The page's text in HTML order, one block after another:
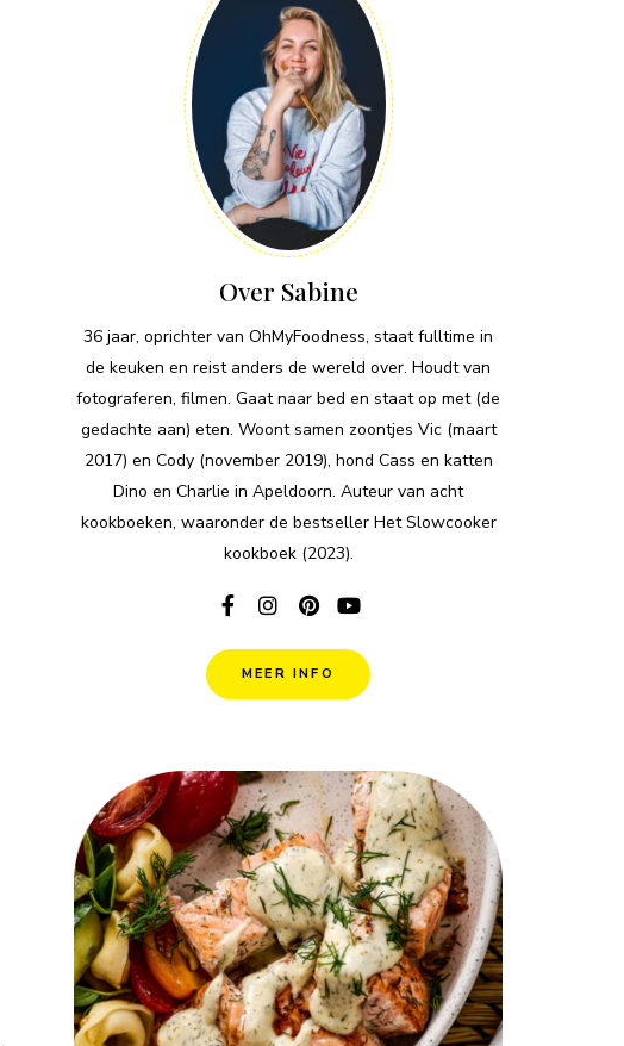
Over Sabine
36 jaar, oprichter van OhMyFoodness, staat fulltime in
de keuken en reist anders de wereld over. Houdt van
fotograferen, filmen. Gaat naar bed en staat op met (de
gedachte aan) eten. Woont samen zoontjes Vic (maart
2017) en Cody (november 2019), hond Cass en katten
Dino en Charlie in Apeldoorn. Auteur van acht
kookboeken, waaronder de bestseller Het Slowcooker
kookboek (2023).
MEER INFO